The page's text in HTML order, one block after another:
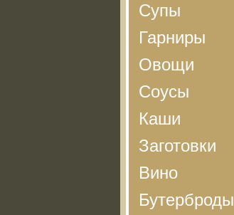
Супы
Гарниры
Овощи
Соусы
Каши
Заготовки
Вино
Бутерброды